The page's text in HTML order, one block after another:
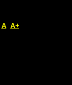
A A+